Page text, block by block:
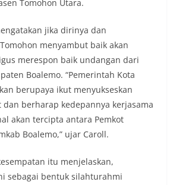
Tomohon Utara.
jika dirinya dan
menyambut baik akan
merespon baik undangan dari
Boalemo. “Pemerintah Kota
berupaya ikut menyukseskan
berharap kedepannya kerjasama
akan tercipta antara Pemkot
Boalemo,” ujar Caroll.
itu menjelaskan,
sebagai bentuk silahturahmi